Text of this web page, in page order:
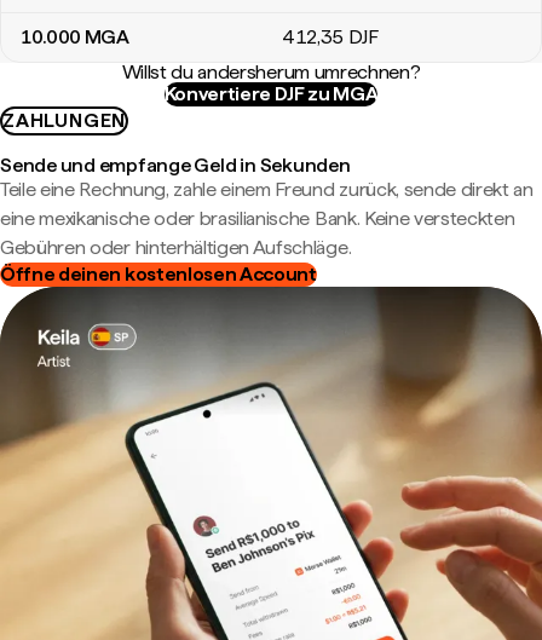
10.000 MGA 412,35 DJF
Willst du andersherum umrechnen?
Konvertiere DJF zu MGA
ZAHLUNGEN
Sende und empfange Geld in Sekunden
Teile eine Rechnung, zahle einem Freund zurück, sende direkt an
eine mexikanische oder brasilianische Bank. Keine versteckten
Gebühren oder hinterhältigen Aufschläge.
Öffne deinen kostenlosen Account